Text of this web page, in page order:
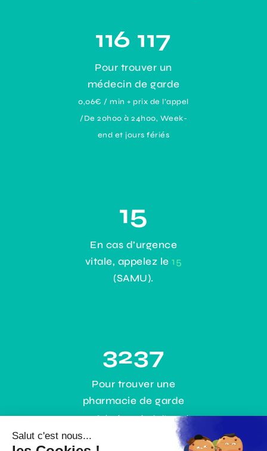
116 117
Pour trouver un
médecin de garde
0,06€ / min + prix de l’appel
/De 20h00 à 24h00, Week-
end et jours fériés
15
En cas d’urgence
vitale, appelez le15
(SAMU).
3237
Pour trouver une
pharmacie de garde
0,35€ / min + prix de l’appel